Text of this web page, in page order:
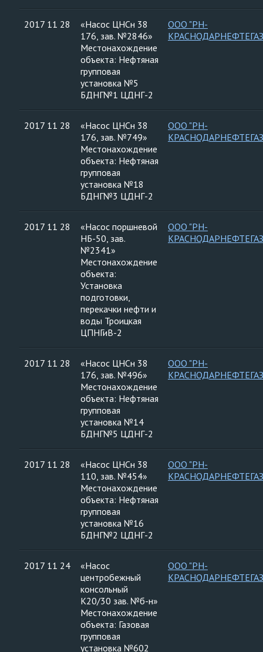
2017 11 28
«Насос ЦНСн 38
176, зав. №2846»
Местонахождение
объекта: Нефтяная
групповая
установка №5
БДНГ№1 ЦДНГ-2
ООО "РН-
2017 11 28
«Насос ЦНСн 38
176, зав. №749»
Местонахождение
объекта: Нефтяная
групповая
установка №18
БДНГ№3 ЦДНГ-2
ООО "РН-
2017 11 28
«Насос поршневой
НБ-50, зав.
№2341»
Местонахождение
объекта:
Установка
подготовки,
перекачки нефти и
воды Троицкая
ЦПНГиВ-2
ООО "РН-
2017 11 28
«Насос ЦНСн 38
176, зав. №496»
Местонахождение
объекта: Нефтяная
групповая
установка №14
БДНГ№5 ЦДНГ-2
ООО "РН-
2017 11 28
«Насос ЦНСн 38
110, зав. №454»
Местонахождение
объекта: Нефтяная
групповая
установка №16
БДНГ№2 ЦДНГ-2
ООО "РН-
2017 11 24
«Насос
центробежный
консольный
К20/30 зав. №б-н»
Местонахождение
объекта: Газовая
групповая
установка №602
ООО "РН-